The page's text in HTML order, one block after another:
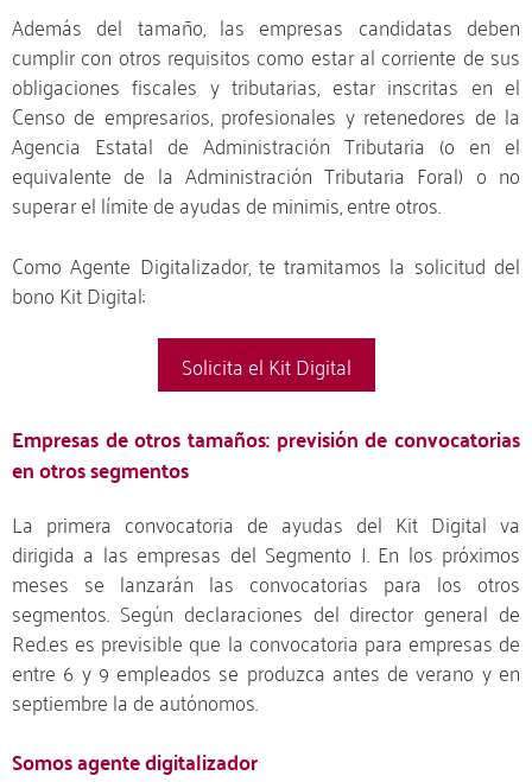
Además del tamaño, las empresas candidatas deben
cumplir con otros requisitos como estar al corriente de sus
obligaciones fiscales y tributarias, estar inscritas en el
Censo de empresarios, profesionales y retenedores de la
Agencia Estatal de Administración Tributaria (o en el
equivalente de la Administración Tributaria Foral) o no
superar el límite de ayudas de minimis, entre otros.
Como Agente Digitalizador, te tramitamos la solicitud del
bono Kit Digital:
Solicita el Kit Digital
Empresas de otros tamaños: previsión de convocatorias
en otros segmentos
La primera convocatoria de ayudas del Kit Digital va
dirigida a las empresas del Segmento I. En los próximos
meses se lanzarán las convocatorias para los otros
segmentos. Según declaraciones del director general de
Red.es es previsible que la convocatoria para empresas de
entre 6 y 9 empleados se produzca antes de verano y en
septiembre la de autónomos.
Somos agente digitalizador